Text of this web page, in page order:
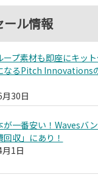
ール情報
ープ素材も即座にキッ
なるPitch Innovations
30日
が一番安い！Wavesバ
回収」にあり！
1日